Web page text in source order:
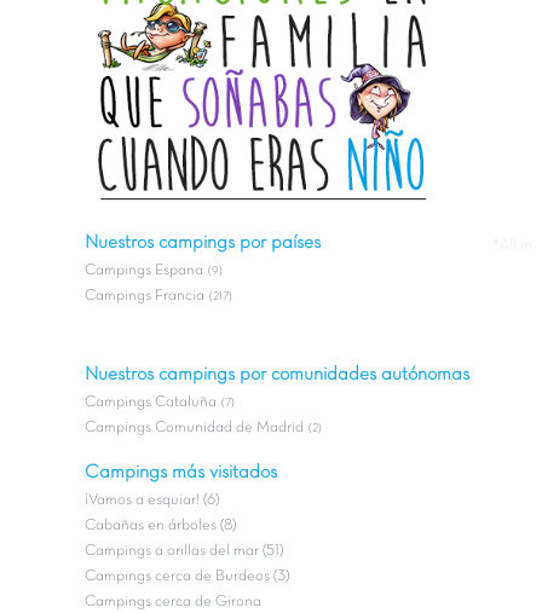
Nuestros campings por países
Campings Espana (9)
Campings Francia (217)
Nuestros campings por comunidades autónomas
Campings Cataluña (7)
Campings Comunidad de Madrid (2)
Campings más visitados
¡Vamos a esquiar! (6)
Cabañas en árboles (8)
Campings a orillas del mar (51)
Campings cerca de Burdeos (3)
Campings cerca de Girona